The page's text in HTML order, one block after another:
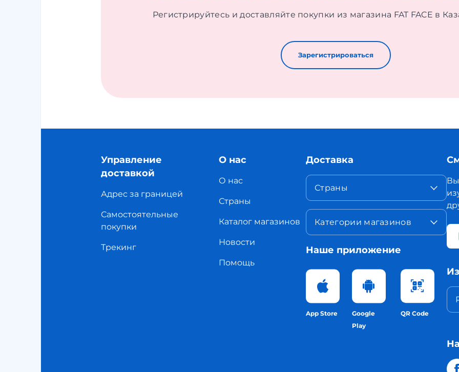
Регистрируйтесь и доставляйте покупки из магазина FAT FACE в
Зарегистрироваться
Управление
доставкой
Адрес за границей
Самостоятельные
покупки
Трекинг
О нас
О нас
Страны
Каталог магазинов
Новости
Помощь
Доставка
Страны
Категории магазинов
Наше приложение
App Store
Google
Play
QR Code